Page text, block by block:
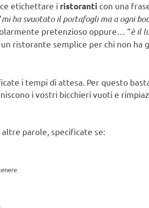
etichettare i ristoranti con una
mi ha svuotato il portafogli ma a ogni
pretenzioso oppure… “è il
ristorante semplice per chi non ha
i tempi di attesa. Per questo
i vostri bicchieri vuoti e
parole, specificate se: